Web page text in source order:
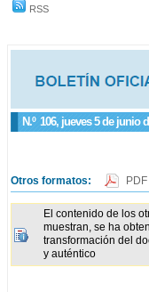
RSS
N.º 106, jueves 5 de junio
Otros formatos: PDF
El contenido de los
muestran, se ha
transformación del
y auténtico